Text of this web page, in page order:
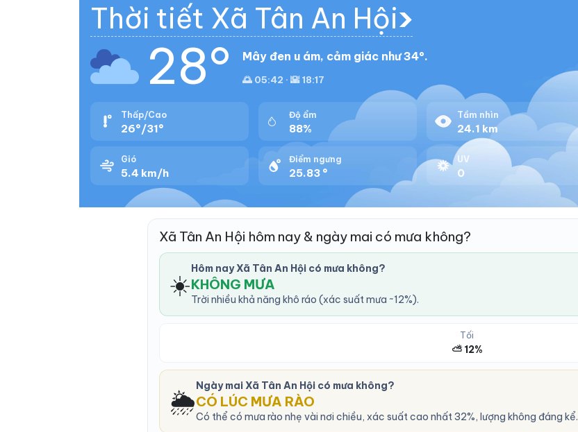
Thời tiết Xã Tân An Hội
28° Mây đen u ám, cảm giác như 34°.
🌅 05:42 · 🌇 18:17
Thấp/Cao
26°/31°
Độ ẩm
88%
Tầm nhìn
24.1 km
Gió
5.4 km/h
Điểm ngưng
25.83 °
UV
0
Xã Tân An Hội hôm nay & ngày mai có mưa không?
☀️
Hôm nay Xã Tân An Hội có mưa không?
KHÔNG MƯA
Trời nhiều khả năng khô ráo (xác suất mưa ~12%).
Tối
⛅ 12%
🌦️
Ngày mai Xã Tân An Hội có mưa không?
CÓ LÚC MƯA RÀO
Có thể có mưa rào nhẹ vài nơi chiều, xác suất cao nhất 32%, lượng không đáng kể.